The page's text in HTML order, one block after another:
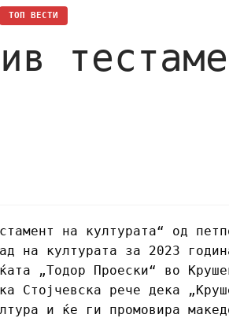
ТОП ВЕСТИ
на културата“ од
на културата за 2023
„Тодор Проески“ во
Стојчевска рече дека
и ќе ги промовира